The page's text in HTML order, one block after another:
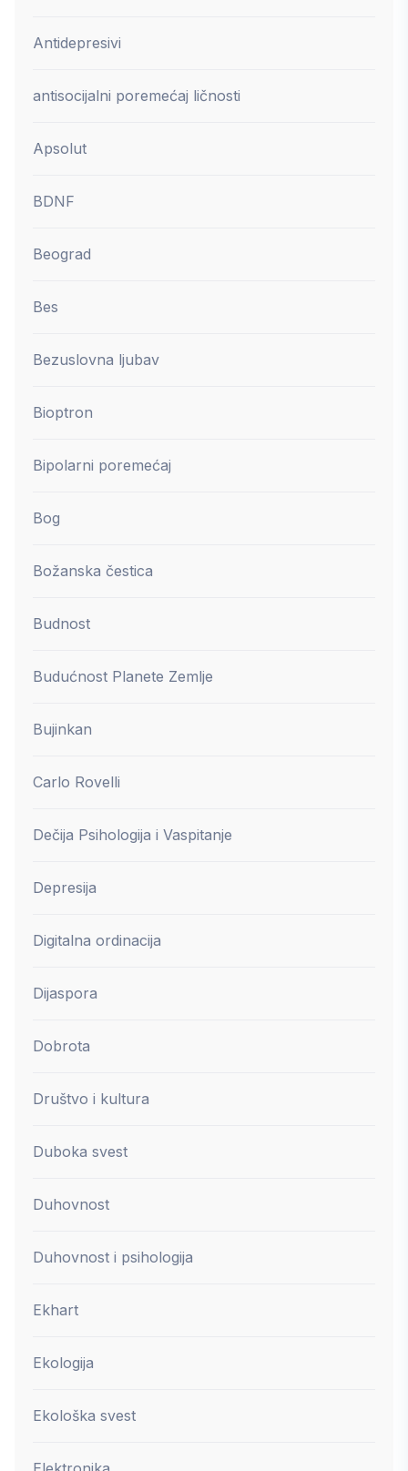
Antidepresivi
antisocijalni poremećaj ličnosti
Apsolut
BDNF
Beograd
Bes
Bezuslovna ljubav
Bioptron
Bipolarni poremećaj
Bog
Božanska čestica
Budnost
Budućnost Planete Zemlje
Bujinkan
Carlo Rovelli
Dečija Psihologija i Vaspitanje
Depresija
Digitalna ordinacija
Dijaspora
Dobrota
Društvo i kultura
Duboka svest
Duhovnost
Duhovnost i psihologija
Ekhart
Ekologija
Ekološka svest